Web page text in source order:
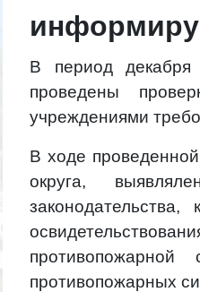
В период
проведены
учреждениями
В ходе
округа,
противопожарных